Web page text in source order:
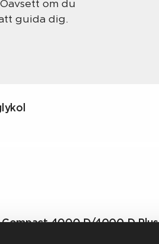
om du
guida dig.
Compact 4000 D/4000 D Plus